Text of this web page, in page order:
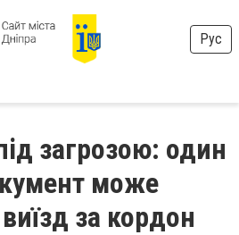
Рус
загрозою: один
може
за кордон